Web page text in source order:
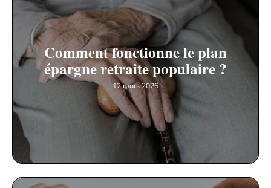
Comment fonctionne le plan
épargne retraite populaire ?
12 mars 2026